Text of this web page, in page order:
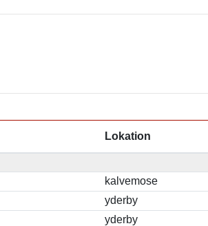
Lokation
kalvemose
yderby
yderby